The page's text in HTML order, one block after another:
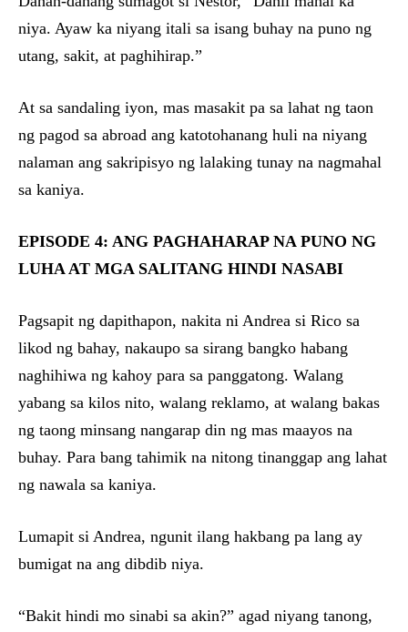
niya. Ayaw ka niyang itali sa isang buhay na puno ng
utang, sakit, at paghihirap.”
At sa sandaling iyon, mas masakit pa sa lahat ng taon
ng pagod sa abroad ang katotohanang huli na niyang
nalaman ang sakripisyo ng lalaking tunay na nagmahal
sa kaniya.
EPISODE 4: ANG PAGHAHARAP NA PUNO NG
LUHA AT MGA SALITANG HINDI NASABI
Pagsapit ng dapithapon, nakita ni Andrea si Rico sa
likod ng bahay, nakaupo sa sirang bangko habang
naghihiwa ng kahoy para sa panggatong. Walang
yabang sa kilos nito, walang reklamo, at walang bakas
ng taong minsang nangarap din ng mas maayos na
buhay. Para bang tahimik na nitong tinanggap ang lahat
ng nawala sa kaniya.
Lumapit si Andrea, ngunit ilang hakbang pa lang ay
bumigat na ang dibdib niya.
“Bakit hindi mo sinabi sa akin?” agad niyang tanong,